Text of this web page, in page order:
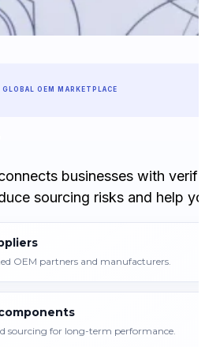
GLOBAL OEM MARKETPLACE
businesses with
sourcing risks and help
OEM partners and manufacturers.
sourcing for long-term performance.